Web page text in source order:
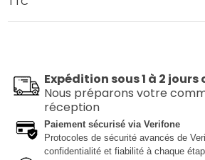
Expédition sous 1 à 2 jours
Nous préparons votre
réception
Paiement sécurisé via Verifone
Protocoles de sécurité avancés de
confidentialité et fiabilité à chaque